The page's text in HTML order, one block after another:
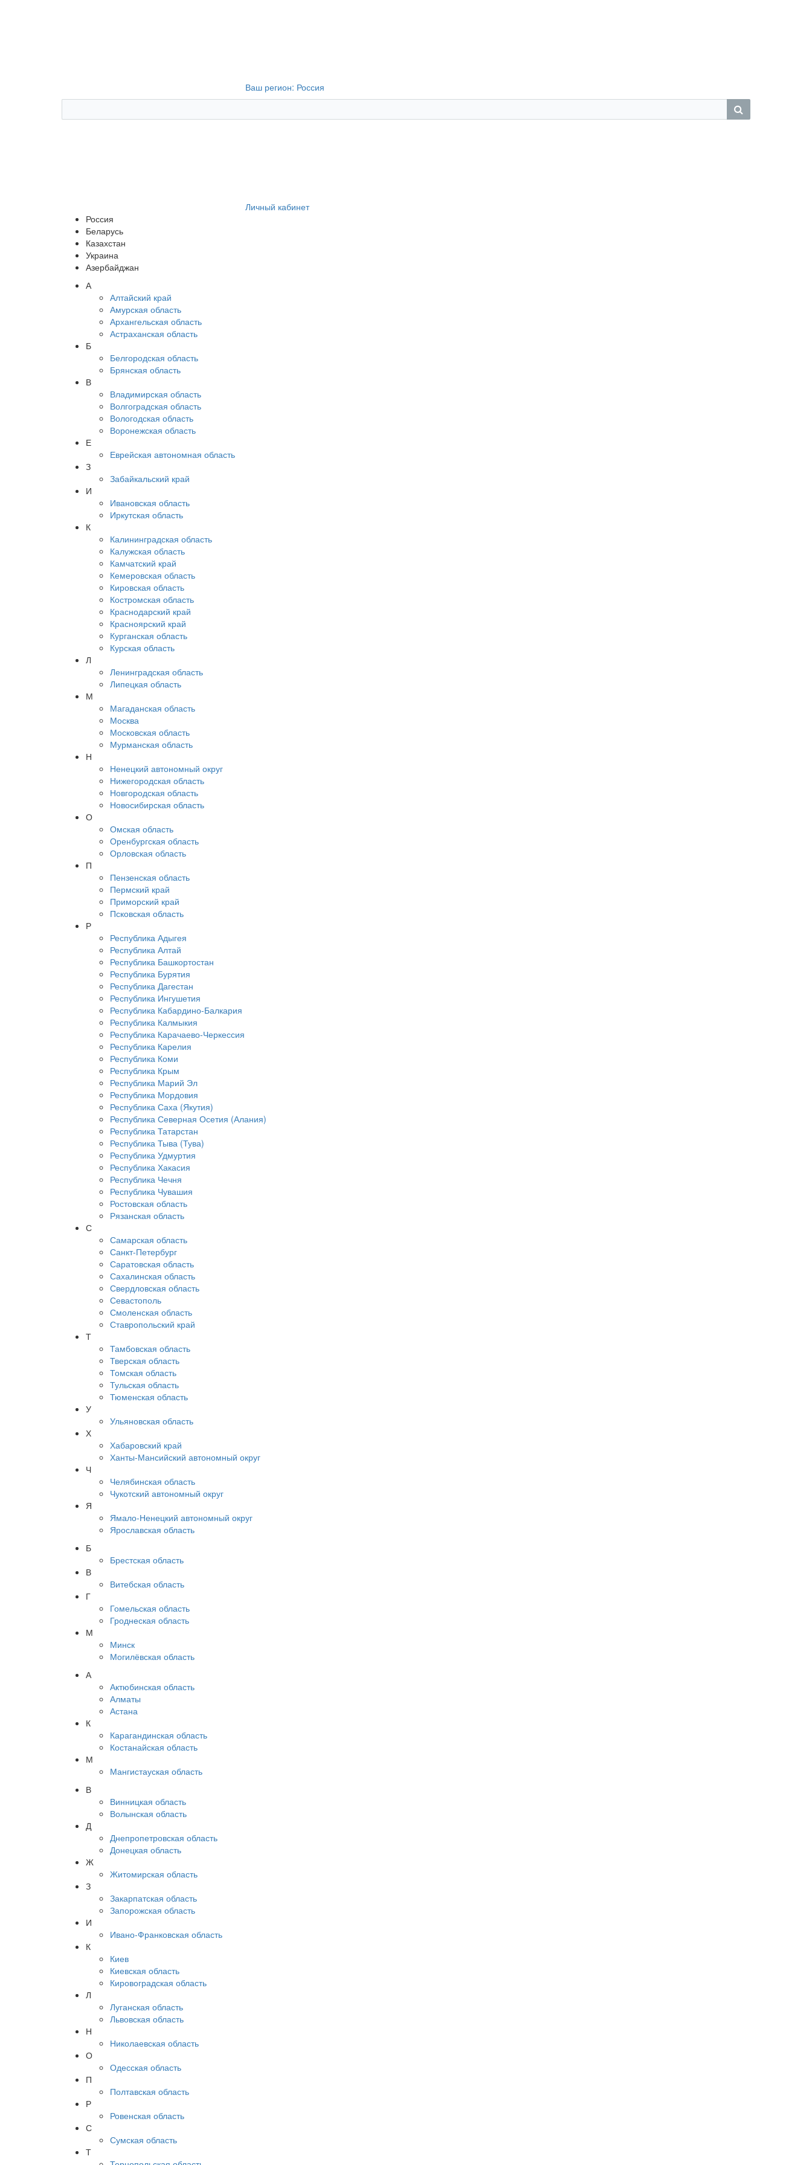
Ваш регион: Россия
Личный кабинет
Россия
Беларусь
Казахстан
Украина
Азербайджан
А
Алтайский край
Амурская область
Архангельская область
Астраханская область
Б
Белгородская область
Брянская область
В
Владимирская область
Волгоградская область
Вологодская область
Воронежская область
Е
Еврейская автономная область
З
Забайкальский край
И
Ивановская область
Иркутская область
К
Калининградская область
Калужская область
Камчатский край
Кемеровская область
Кировская область
Костромская область
Краснодарский край
Красноярский край
Курганская область
Курская область
Л
Ленинградская область
Липецкая область
М
Магаданская область
Москва
Московская область
Мурманская область
Н
Ненецкий автономный округ
Нижегородская область
Новгородская область
Новосибирская область
О
Омская область
Оренбургская область
Орловская область
П
Пензенская область
Пермский край
Приморский край
Псковская область
Р
Республика Адыгея
Республика Алтай
Республика Башкортостан
Республика Бурятия
Республика Дагестан
Республика Ингушетия
Республика Кабардино-Балкария
Республика Калмыкия
Республика Карачаево-Черкессия
Республика Карелия
Республика Коми
Республика Крым
Республика Марий Эл
Республика Мордовия
Республика Саха (Якутия)
Республика Северная Осетия (Алания)
Республика Татарстан
Республика Тыва (Тува)
Республика Удмуртия
Республика Хакасия
Республика Чечня
Республика Чувашия
Ростовская область
Рязанская область
С
Самарская область
Санкт-Петербург
Саратовская область
Сахалинская область
Свердловская область
Севастополь
Смоленская область
Ставропольский край
Т
Тамбовская область
Тверская область
Томская область
Тульская область
Тюменская область
У
Ульяновская область
Х
Хабаровский край
Ханты-Мансийский автономный округ
Ч
Челябинская область
Чукотский автономный округ
Я
Ямало-Ненецкий автономный округ
Ярославская область
Б
Брестская область
В
Витебская область
Г
Гомельская область
Гроднеская область
М
Минск
Могилёвская область
А
Актюбинская область
Алматы
Астана
К
Карагандинская область
Костанайская область
М
Мангистауская область
В
Винницкая область
Волынская область
Д
Днепропетровская область
Донецкая область
Ж
Житомирская область
З
Закарпатская область
Запорожская область
И
Ивано-Франковская область
К
Киев
Киевская область
Кировоградская область
Л
Луганская область
Львовская область
Н
Николаевская область
О
Одесская область
П
Полтавская область
Р
Ровенская область
С
Сумская область
Т